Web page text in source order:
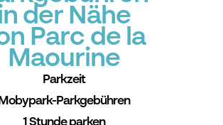
der Nähe
Parc de la
Maourine
Parkzeit
Mobypark-Parkgebühren